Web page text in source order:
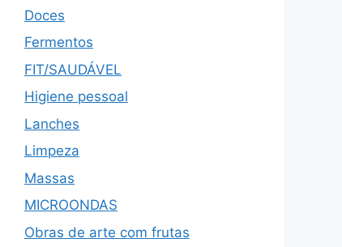
Doces
Fermentos
FIT/SAUDÁVEL
Higiene pessoal
Lanches
Limpeza
Massas
MICROONDAS
Obras de arte com frutas